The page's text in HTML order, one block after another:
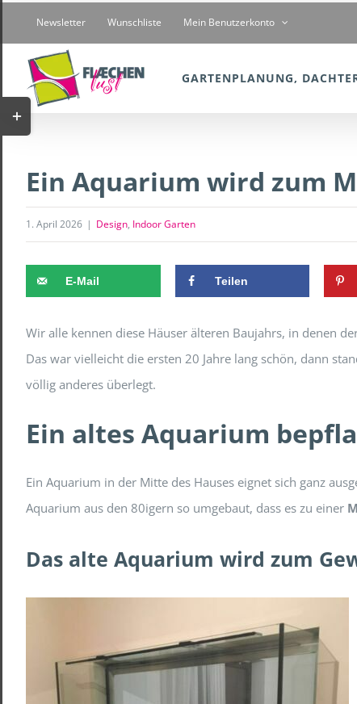
springen
Newsletter Wunschliste Mein Benutzerkonto
GARTENPLANUNG,
Ein Aquarium wird zum
1. April 2026 | Design, Indoor Garten
E-Mail Teilen
Wir alle kennen diese Häuser älteren Baujahrs, in denen
Das war vielleicht die ersten 20 Jahre lang schön, dann
völlig anderes überlegt.
Ein altes Aquarium
Ein Aquarium in der Mitte des Hauses eignet sich ganz
Aquarium aus den 80igern so umgebaut, dass es zu einer
Das alte Aquarium wird zum
Toggle
Sliding